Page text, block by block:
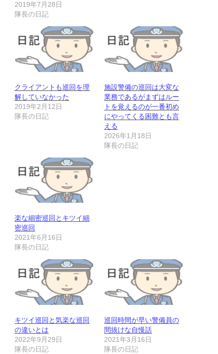
2019年7月28日
隊長の日記
クライアントも巡回を理
解していなかった
2019年2月12日
隊長の日記
施設警備の巡回は大変な
業務であるがまずはルー
トを覚えるのが一番初め
にやってくる困難とも言
える
2026年1月18日
隊長の日記
楽な細密巡回とキツイ細
密巡回
2021年6月16日
隊長の日記
キツイ巡回と気楽な巡回
の違いとは
2022年9月29日
隊長の日記
巡回時間が早い警備員の
間抜けな自慢話
2021年3月16日
隊長の日記